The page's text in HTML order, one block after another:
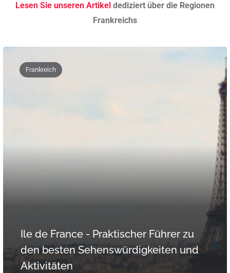
Lesen Sie unseren Artikel dediziert über die Regionen
Frankreichs
Frankreich
Ile de France - Praktischer Führer zu
den besten Sehenswürdigkeiten und
Aktivitäten